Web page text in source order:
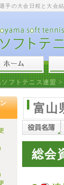
手の大会日程と大会
フトテニス連盟 >
富山
総会